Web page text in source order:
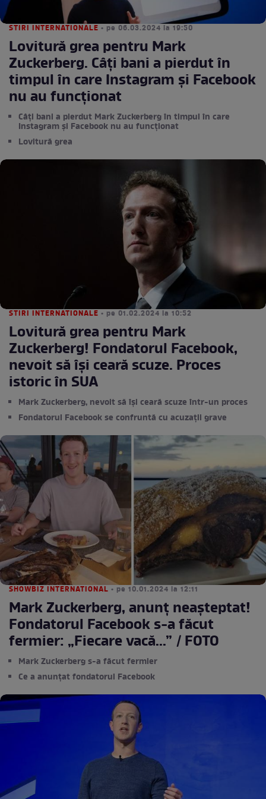
STIRI INTERNATIONALE • pe 06.03.2024 la 19:50
Lovitură grea pentru Mark
Zuckerberg. Câți bani a pierdut în
timpul în care Instagram și Facebook
nu au funcționat
Câți bani a pierdut Mark Zuckerberg în timpul în care
Instagram și Facebook nu au funcționat
Lovitură grea
STIRI INTERNATIONALE • pe 01.02.2024 la 10:52
Lovitură grea pentru Mark
Zuckerberg! Fondatorul Facebook,
nevoit să își ceară scuze. Proces
istoric în SUA
Mark Zuckerberg, nevoit să își ceară scuze într-un proces
Fondatorul Facebook se confruntă cu acuzații grave
SHOWBIZ INTERNATIONAL • pe 10.01.2024 la 12:11
Mark Zuckerberg, anunț neașteptat!
Fondatorul Facebook s-a făcut
fermier: „Fiecare vacă...” / FOTO
Mark Zuckerberg s-a făcut fermier
Ce a anunțat fondatorul Facebook